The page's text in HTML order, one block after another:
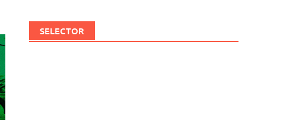
SELECTOR